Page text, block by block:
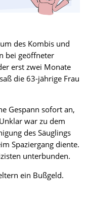
des Kombis und
bei geöffneter
erst zwei Monate
die 63-jährige Frau
Gespann sofort an,
war zu dem
des Säuglings
Spaziergang diente.
unterbunden.
ein Bußgeld.